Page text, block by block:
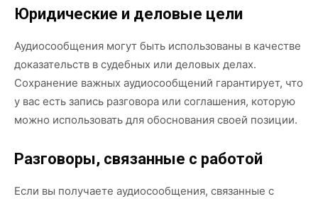
Юридические и деловые цели
Аудиосообщения могут быть использованы в качестве
доказательств в судебных или деловых делах.
Сохранение важных аудиосообщений гарантирует, что
у вас есть запись разговора или соглашения, которую
можно использовать для обоснования своей позиции.
Разговоры, связанные с работой
Если вы получаете аудиосообщения, связанные с